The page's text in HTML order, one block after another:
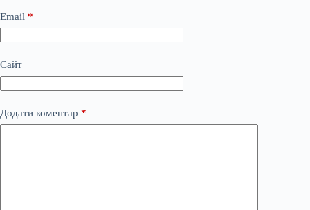
Email *
Сайт
Додати коментар *